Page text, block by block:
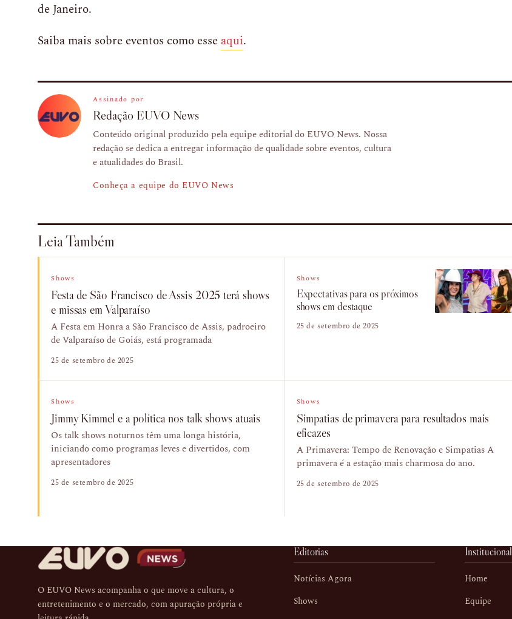
de Janeiro.
Saiba mais sobre eventos como esse aqui.
Assinado por
Redação EUVO News
Conteúdo original produzido pela equipe editorial do EUVO News. Nossa
redação se dedica a entregar informação de qualidade sobre eventos, cultura
e atualidades do Brasil.
Conheça a equipe do EUVO News
Leia Também
Shows
Festa de São Francisco de Assis 2025 terá shows
e missas em Valparaíso
A Festa em Honra a São Francisco de Assis, padroeiro
de Valparaíso de Goiás, está programada
25 de setembro de 2025
Shows
Expectativas para os próximos
shows em destaque
25 de setembro de 2025
Shows
Jimmy Kimmel e a política nos talk shows atuais
Os talk shows noturnos têm uma longa história,
iniciando como programas leves e divertidos, com
apresentadores
25 de setembro de 2025
Shows
Simpatias de primavera para resultados mais
eficazes
A Primavera: Tempo de Renovação e Simpatias A
primavera é a estação mais charmosa do ano.
25 de setembro de 2025
O EUVO News acompanha o que move a cultura, o
entretenimento e o mercado, com apuração própria e
Editorias
Notícias Agora
Shows
Institucional
Home
Equipe